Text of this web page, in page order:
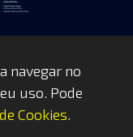
-
navegar no
uso. Pode
Cookies.